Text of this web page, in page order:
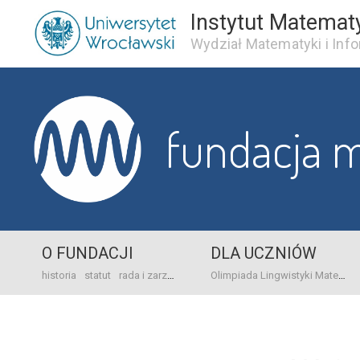
Instytut
Wydział Matematyki i
fundacja
O FUNDACJI
historia statut rada i zarząd dane bankowo-adresowe kontakt
DLA UCZNIÓW
Olimpiada Lingwistyki Matematycznej